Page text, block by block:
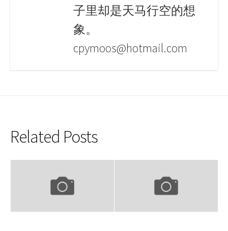
子里却是天马行空的想
象。
cpymoos@hotmail.com
Related Posts